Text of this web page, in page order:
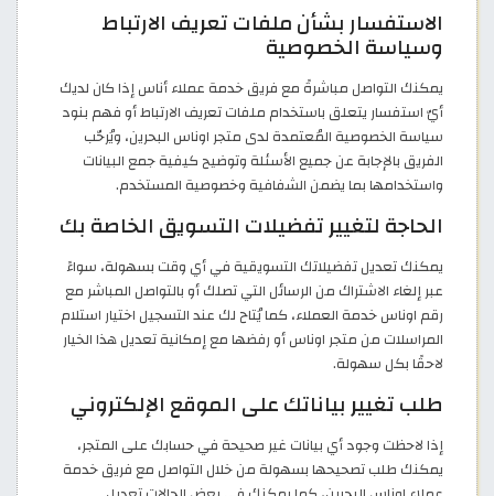
الاستفسار بشأن ملفات تعريف الارتباط
وسياسة الخصوصية
يمكنك التواصل مباشرةً مع فريق خدمة عملاء أناس إذا كان لديك
أيّ استفسار يتعلق باستخدام ملفات تعريف الارتباط أو فهم بنود
سياسة الخصوصية المُعتمدة لدى متجر اوناس البحرين، ويُرحّب
الفريق بالإجابة عن جميع الأسئلة وتوضيح كيفية جمع البيانات
واستخدامها بما يضمن الشفافية وخصوصية المستخدم.
الحاجة لتغيير تفضيلات التسويق الخاصة بك
يمكنك تعديل تفضيلاتك التسويقية في أي وقت بسهولة، سواءً
عبر إلغاء الاشتراك من الرسائل التي تصلك أو بالتواصل المباشر مع
رقم اوناس خدمة العملاء، كما يُتاح لك عند التسجيل اختيار استلام
المراسلات من متجر اوناس أو رفضها مع إمكانية تعديل هذا الخيار
لاحقًا بكل سهولة.
طلب تغيير بياناتك على الموقع الإلكتروني
إذا لاحظت وجود أي بيانات غير صحيحة في حسابك على المتجر،
يمكنك طلب تصحيحها بسهولة من خلال التواصل مع فريق خدمة